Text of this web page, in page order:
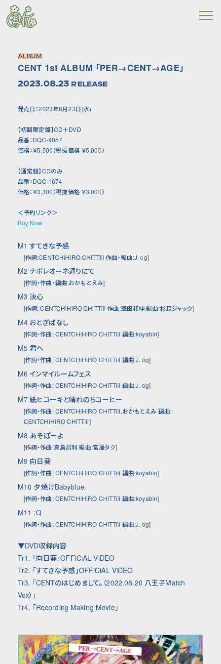
ALBUM
CENT 1st ALBUM 「PER→CENT→AGE」
2023.08.23RELEASE
発売日：2023年8月23日(水)
【初回限定盤】CD＋DVD
品番：DQC-9057
価格：￥5,500（税抜価格 ￥5,000）
【通常盤】CDのみ
品番：DQC-1674
価格：￥3,300（税抜価格 ￥3,000）
＜予約リンク＞
Buy Now
M1 すてきな予感
[作詞:CENTCHiHiRO CHiTTiii 作曲・編曲:J. og]
M2 ナポレオーネ通りにて
[作詞・作曲・編曲:おかもとえみ]
M3 決心
[作詞: CENTCHiHiRO CHiTTiii 作曲:峯田和伸 編曲:杉森ジャック]
M4 おとぎばなし
[作詞・作曲: CENTCHiHiRO CHiTTiii 編曲:koyabin]
M5 君へ
[作詞・作曲: CENTCHiHiRO CHiTTiii 編曲:J. og]
M6 インマイルームフェス
[作詞・作曲: CENTCHiHiRO CHiTTiii 編曲:J. og]
M7 紙ヒコーキと晴れのちコーヒー
[作詞・作曲: CENTCHiHiRO CHiTTiii,おかもとえみ 編曲:
CENTCHiHiRO CHiTTiii]
M8 あそぼーよ
[作詞・作曲:真島昌利 編曲:富澤タク]
M9 向日葵
[作詞・作曲: CENTCHiHiRO CHiTTiii 編曲:koyabin]
M10 夕焼けBabyblue
[作詞・作曲: CENTCHiHiRO CHiTTiii 編曲:koyabin]
M11 :Q
[作詞・作曲: CENTCHiHiRO CHiTTiii 編曲:J. og]
▼DVD収録内容
Tr1. 「向日葵」OFFiCiAL ViDEO
Tr2. 「すてきな予感」OFFiCiAL ViDEO
Tr3. 「CENTのはじめまして。（2022.08.20 八王子Match
Vox）」
Tr4. 「Recording Making Movie」